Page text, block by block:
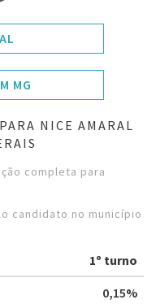
MG
NICE AMARAL
completa para
candidato no município
1º turno
0,15%